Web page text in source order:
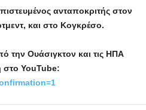
ανταποκριτής στον
και στο Κογκρέσο.
την Ουάσιγκτον και τις ΗΠΑ
στο YouTube:
=1